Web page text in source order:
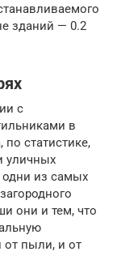
зданий — 0.2
с
в
статистике,
уличных
из самых
они и тем, что
от пыли, и от